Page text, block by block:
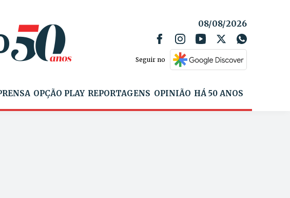
08/08/2026
Seguir no
OPÇÃO PLAY REPORTAGENS OPINIÃO HÁ 50 ANOS